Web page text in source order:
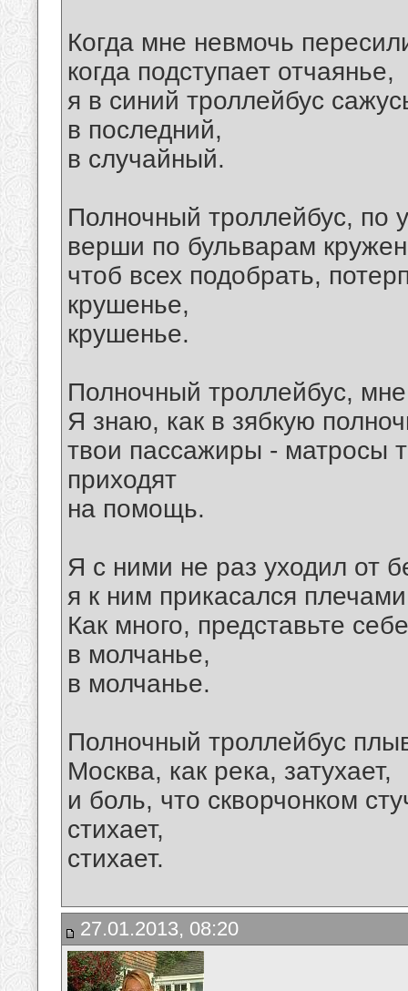
Когда мне невмочь
когда подступает отчаянье,
я в синий троллейбус
в последний,
в случайный.
Полночный троллейбус, по
верши по бульварам
чтоб всех подобрать,
крушенье,
крушенье.
Полночный троллейбус,
Я знаю, как в зябкую
твои пассажиры - матросы
приходят
на помощь.
Я с ними не раз уходил от
я к ним прикасался
Как много, представьте
в молчанье,
в молчанье.
Полночный троллейбус
Москва, как река, затухает,
и боль, что скворчонком
стихает,
стихает.
27.01.2013, 08:20